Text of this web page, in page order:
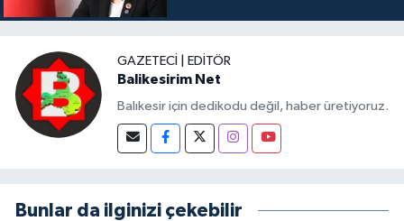
GAZETECI | EDITÖR
Balikesirim Net
Balıkesir için dedikodu değil, haber üretiyoruz.
Bunlar da ilginizi çekebilir